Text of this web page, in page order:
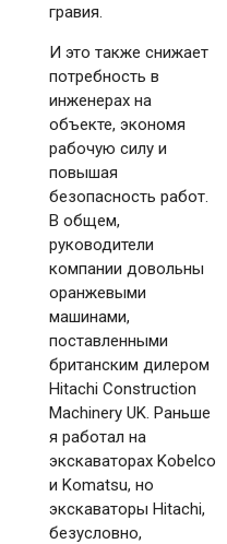
гравия.
И это также снижает
потребность в
инженерах на
объекте, экономя
рабочую силу и
повышая
безопасность работ.
В общем,
руководители
компании довольны
оранжевыми
машинами,
поставленными
британским дилером
Hitachi Construction
Machinery UK. Раньше
я работал на
экскаваторах Kobelco
и Komatsu, но
экскаваторы Hitachi,
безусловно,